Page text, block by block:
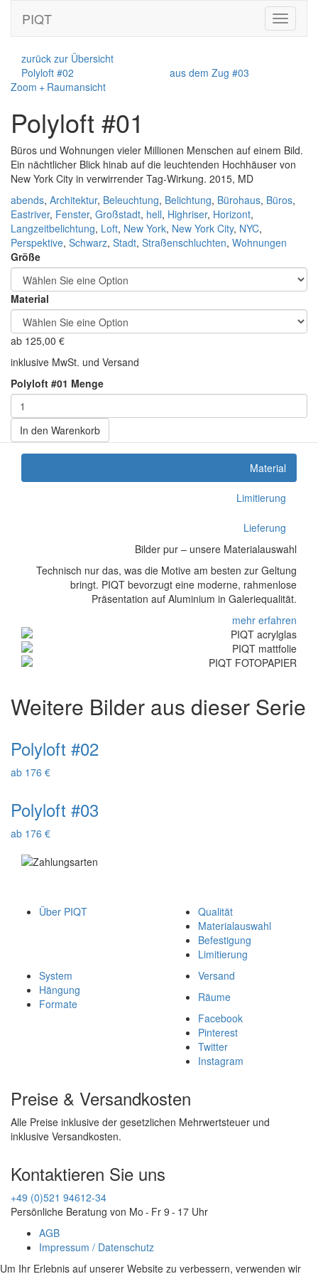
Toggle
PIQT
zurück zur Übersicht
Polyloft #02
aus dem Zug #03
Zoom + Raumansicht
Polyloft #01
Büros und Wohnungen vieler Millionen Menschen auf einem Bild.
Ein nächtlicher Blick hinab auf die leuchtenden Hochhäuser von
New York City in verwirrender Tag-Wirkung. 2015, MD
abends, Architektur, Beleuchtung, Belichtung, Bürohaus, Büros,
Eastriver, Fenster, Großstadt, hell, Highriser, Horizont,
Langzeitbelichtung, Loft, New York, New York City, NYC,
Perspektive, Schwarz, Stadt, Straßenschluchten, Wohnungen
Größe
Material
ab 125,00 €
inklusive MwSt. und Versand
Polyloft #01 Menge
In den Warenkorb
Material
Limitierung
Lieferung
Bilder pur – unsere Materialauswahl
Technisch nur das, was die Motive am besten zur Geltung
bringt. PIQT bevorzugt eine moderne, rahmenlose
Präsentation auf Aluminium in Galeriequalität.
mehr erfahren
Weitere Bilder aus dieser Serie
Polyloft #02
ab 176 €
Polyloft #03
ab 176 €
Über PIQT
Qualität
Materialauswahl
Befestigung
Limitierung
System
Hängung
Formate
Versand
Räume
Facebook
Pinterest
Twitter
Instagram
Preise & Versandkosten
Alle Preise inklusive der gesetzlichen Mehrwertsteuer und
inklusive Versandkosten.
Kontaktieren Sie uns
+49 (0)521 94612-34
Persönliche Beratung von Mo - Fr 9 - 17 Uhr
AGB
Impressum / Datenschutz
Um Ihr Erlebnis auf unserer Website zu verbessern, verwenden wir